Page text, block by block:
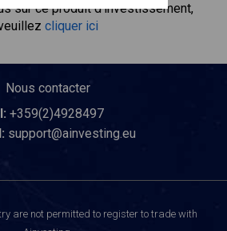
sur ce produit d'investissement,
cliquer ici
Nous contacter
+359(2)4928497
support@ainvesting.eu
are not permitted to register to trade with